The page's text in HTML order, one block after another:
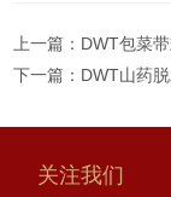
上一篇： DWT包菜
下一篇： DWT山药
关注我们